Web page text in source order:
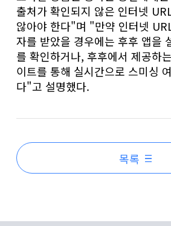
출처가 확인되지 않은 인터넷
않아야 한다"며 "만약 인터넷
자를 받았을 경우에는 후후 앱을
를 확인하거나, 후후에서 제공하
이트를 통해 실시간으로 스미싱
다"고 설명했다.
목록